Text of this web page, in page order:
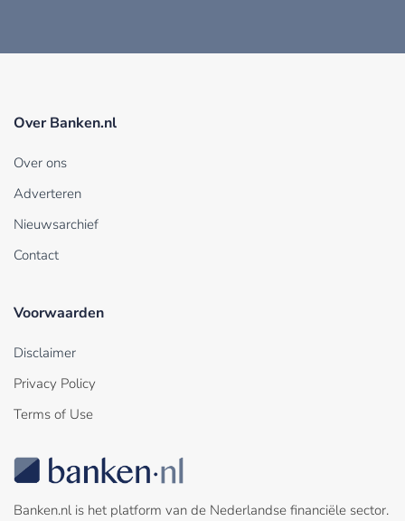
Over Banken.nl
Over ons
Adverteren
Nieuwsarchief
Contact
Voorwaarden
Disclaimer
Privacy Policy
Terms of Use
Banken.nl is het platform van de Nederlandse financiële sector.